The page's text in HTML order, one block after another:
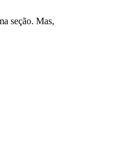
seção. Mas,